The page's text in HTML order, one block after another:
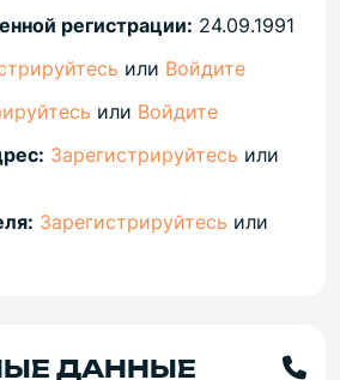
регистрации: 24.09.1991
или Войдите
или Войдите
Зарегистрируйтесь или
Зарегистрируйтесь или
ДАННЫЕ